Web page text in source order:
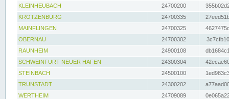
KLEINHEUBACH 24700200
KROTZENBURG
24700335
MAINFLINGEN
24700325
OBERNAU
24700302
RAUNHEIM
24900108
SCHWEINFURT NEUER HAFEN
24300304
STEINBACH
24500100
TRUNSTADT
24300202
WERTHEIM
24709089